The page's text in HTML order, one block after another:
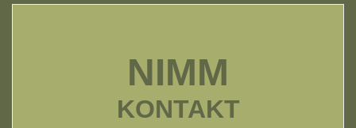
NIMM
KONTAKT